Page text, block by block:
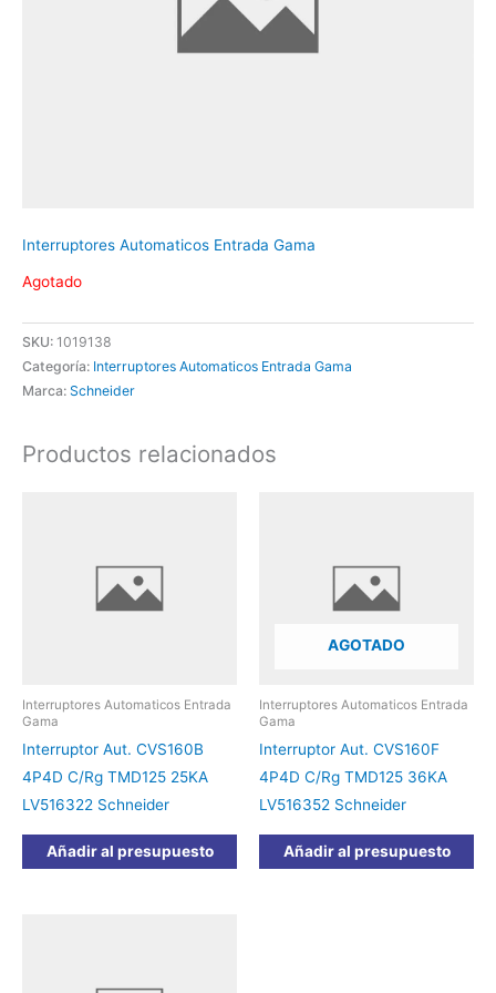
Interruptores Automaticos Entrada Gama
Agotado
SKU: 1019138
Categoría: Interruptores Automaticos Entrada Gama
Marca: Schneider
Productos relacionados
Interruptores Automaticos Entrada
Gama
Interruptor Aut. CVS160B
4P4D C/Rg TMD125 25KA
LV516322 Schneider
Añadir al presupuesto
AGOTADO
Interruptores Automaticos Entrada
Gama
Interruptor Aut. CVS160F
4P4D C/Rg TMD125 36KA
LV516352 Schneider
Añadir al presupuesto